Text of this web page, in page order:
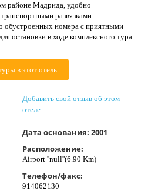
районе Мадрида, удобно
развязками.
обустроенных номера с приятными
остановки в ходе комплексного тура
в этот отель
Добавить свой отзыв об этом
отеле
Дата основания: 2001
Расположение:
Airport ''null''(6.90 Km)
Телефон/факс:
914062130